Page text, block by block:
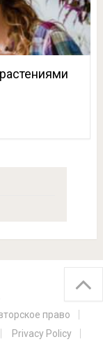
право
Privacy Policy